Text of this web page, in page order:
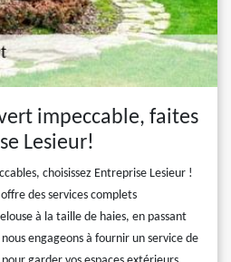
impeccable, faites
Lesieur!
choisissez Entreprise Lesieur !
des services complets
à la taille de haies, en passant
engageons à fournir un service de